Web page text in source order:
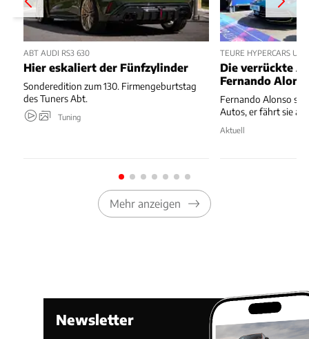
ABT AUDI RS3 630
Hier eskaliert der Fünfzylinder
Sonderedition zum 130. Firmengeburtstag
des Tuners Abt.
Tuning
TEURE HYPERCARS
Die verrückte
Fernando
Fernando Alonso
Autos, er fährt sie
Aktuell
Mehr anzeigen
Newsletter